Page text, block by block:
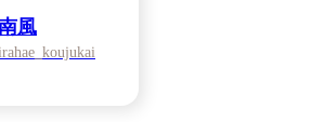
風